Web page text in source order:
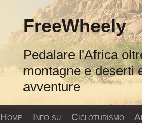
FreeWheely
Pedalare l'Africa
montagne e deserti
avventure
Home Info su Cicloturismo